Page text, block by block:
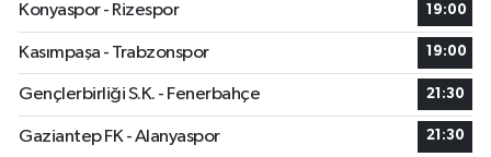
Konyaspor - Rizespor
19:00
Kasımpaşa - Trabzonspor 19:00
Gençlerbirliği S.K. - Fenerbahçe 21:30
Gaziantep FK - Alanyaspor 21:30